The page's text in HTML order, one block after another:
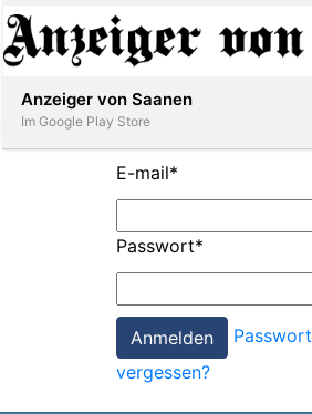
Abonnieren
E-mail*
Passwort*
Passwort
vergessen?
Anzeiger von Saanen
Im Google Play Store